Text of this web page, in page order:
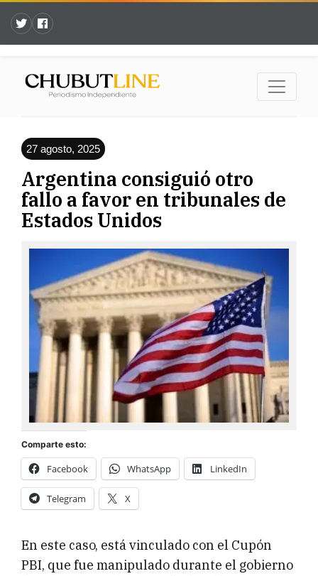
27 agosto, 2025
Argentina consiguió otro
fallo a favor en tribunales de
Estados Unidos
Comparte esto:
Facebook WhatsApp LinkedIn
Telegram X
En este caso, está vinculado con el Cupón
PBI, que fue manipulado durante el gobierno